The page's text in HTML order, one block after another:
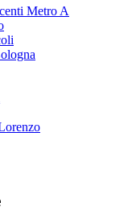
Metro A